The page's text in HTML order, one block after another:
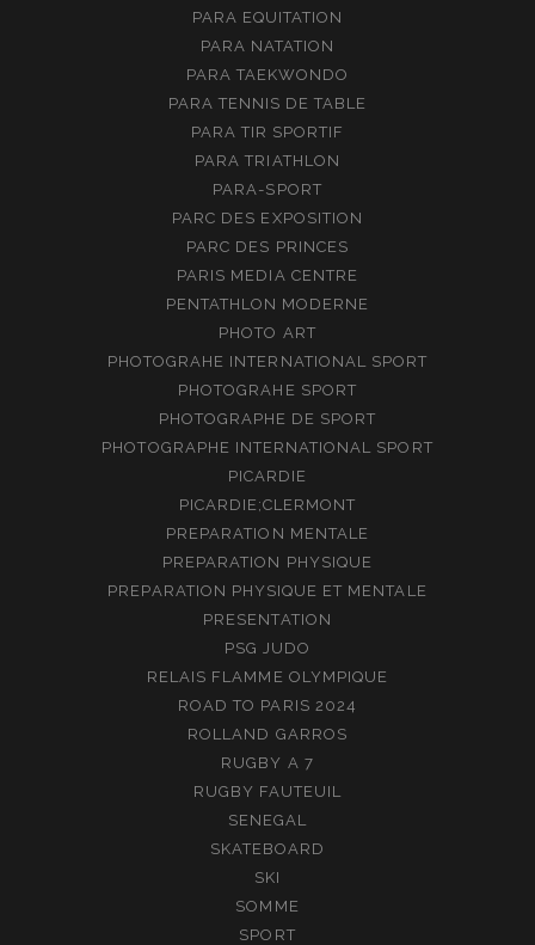
PARA EQUITATION
PARA NATATION
PARA TAEKWONDO
PARA TENNIS DE TABLE
PARA TIR SPORTIF
PARA TRIATHLON
PARA-SPORT
PARC DES EXPOSITION
PARC DES PRINCES
PARIS MEDIA CENTRE
PENTATHLON MODERNE
PHOTO ART
PHOTOGRAHE INTERNATIONAL SPORT
PHOTOGRAHE SPORT
PHOTOGRAPHE DE SPORT
PHOTOGRAPHE INTERNATIONAL SPORT
PICARDIE
PICARDIE;CLERMONT
PREPARATION MENTALE
PREPARATION PHYSIQUE
PREPARATION PHYSIQUE ET MENTALE
PRESENTATION
PSG JUDO
RELAIS FLAMME OLYMPIQUE
ROAD TO PARIS 2024
ROLLAND GARROS
RUGBY A 7
RUGBY FAUTEUIL
SENEGAL
SKATEBOARD
SKI
SOMME
SPORT